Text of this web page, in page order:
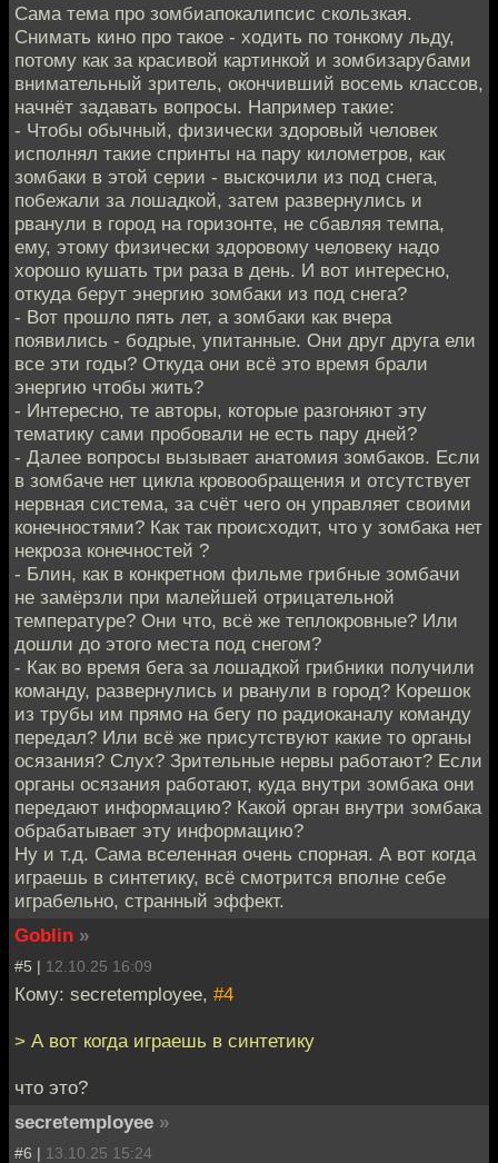
Сама тема про зомбиапокалипсис скользкая.
Снимать кино про такое - ходить по тонкому льду,
потому как за красивой картинкой и зомбизарубами
внимательный зритель, окончивший восемь классов,
начнёт задавать вопросы. Например такие:
- Чтобы обычный, физически здоровый человек
исполнял такие спринты на пару километров, как
зомбаки в этой серии - выскочили из под снега,
побежали за лошадкой, затем развернулись и
рванули в город на горизонте, не сбавляя темпа,
ему, этому физически здоровому человеку надо
хорошо кушать три раза в день. И вот интересно,
откуда берут энергию зомбаки из под снега?
- Вот прошло пять лет, а зомбаки как вчера
появились - бодрые, упитанные. Они друг друга ели
все эти годы? Откуда они всё это время брали
энергию чтобы жить?
- Интересно, те авторы, которые разгоняют эту
тематику сами пробовали не есть пару дней?
- Далее вопросы вызывает анатомия зомбаков. Если
в зомбаче нет цикла кровообращения и отсутствует
нервная система, за счёт чего он управляет своими
конечностями? Как так происходит, что у зомбака нет
некроза конечностей ?
- Блин, как в конкретном фильме грибные зомбачи
не замёрзли при малейшей отрицательной
температуре? Они что, всё же теплокровные? Или
дошли до этого места под снегом?
- Как во время бега за лошадкой грибники получили
команду, развернулись и рванули в город? Корешок
из трубы им прямо на бегу по радиоканалу команду
передал? Или всё же присутствуют какие то органы
осязания? Слух? Зрительные нервы работают? Если
органы осязания работают, куда внутри зомбака они
передают информацию? Какой орган внутри зомбака
обрабатывает эту информацию?
Ну и т.д. Сама вселенная очень спорная. А вот когда
играешь в синтетику, всё смотрится вполне себе
играбельно, странный эффект.
Goblin »
#5 | 12.10.25 16:09
Кому: secretemployee, #4
> А вот когда играешь в синтетику
что это?
secretemployee »
#6 | 13.10.25 15:24